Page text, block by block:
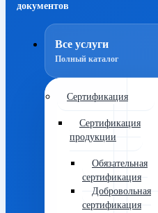
документов
Все услуги
Полный каталог
Сертификация
Сертификация
продукции
Обязательная
сертификация
Добровольная
сертификация